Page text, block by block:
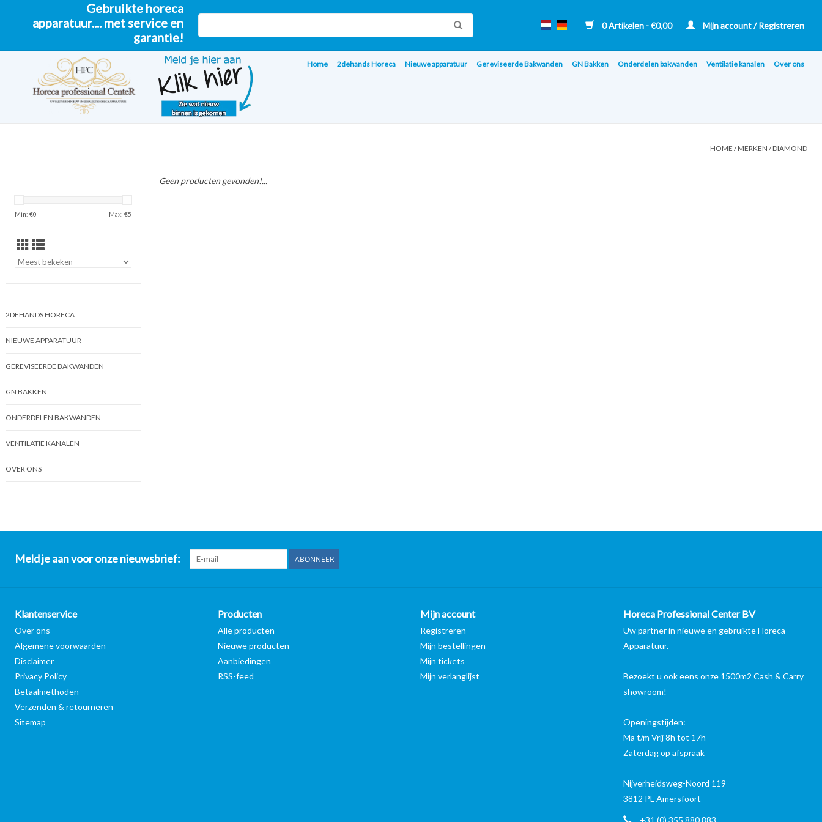
Gebruikte horeca
apparatuur.... met service en
garantie!
0 Artikelen - €0,00 Mijn account / Registreren
Home 2dehands Horeca Nieuwe apparatuur Gereviseerde Bakwanden GN Bakken Onderdelen bakwanden Ventilatie kanalen Over ons
HOME /MERKEN /DIAMOND
Min: €0 Max: €5
2DEHANDS HORECA
NIEUWE APPARATUUR
GEREVISEERDE BAKWANDEN
GN BAKKEN
ONDERDELEN BAKWANDEN
VENTILATIE KANALEN
OVER ONS
Geen producten gevonden!...
Meld je aan voor onze nieuwsbrief: ABONNEER
Klantenservice
Over ons
Algemene voorwaarden
Disclaimer
Privacy Policy
Betaalmethoden
Verzenden & retourneren
Sitemap
Producten
Alle producten
Nieuwe producten
Aanbiedingen
RSS-feed
Mijn account
Registreren
Mijn bestellingen
Mijn tickets
Mijn verlanglijst
Horeca Professional Center BV
Uw partner in nieuwe en gebruikte Horeca
Apparatuur.
Bezoekt u ook eens onze 1500m2 Cash & Carry
showroom!
Openingstijden:
Ma t/m Vrij 8h tot 17h
Zaterdag op afspraak
Nijverheidsweg-Noord 119
3812 PL Amersfoort